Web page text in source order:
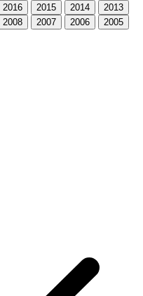
2016 2015 2014
2013
2008 2007 2006
2005